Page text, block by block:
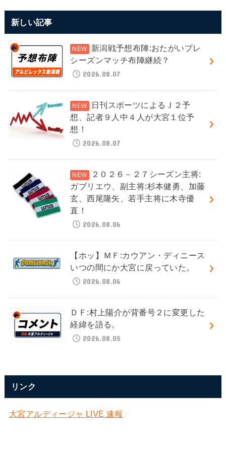
新しい記事
新潟戦予想布陣:おたがいプレ
シーズンマッチ布陣継続？
2026.08.07
日刊スポーツによるＪ２予
想、記者９人中４人が大宮１位予
想！
2026.08.07
２０２６－２７シーズン主将:
ガブリエウ、副主将:杉本健勇、加藤
玄、西尾隆矢、若手主将に木寺優
直！
2026.08.06
【ホッ】ＭＦ:カウアン・ディニース
いつの間にか大宮に戻っていた。
2026.08.06
ＤＦ:村上陽介が背番号２に変更した
経緯を語る。
2026.08.05
リンク
大宮アルディージャ LIVE 速報